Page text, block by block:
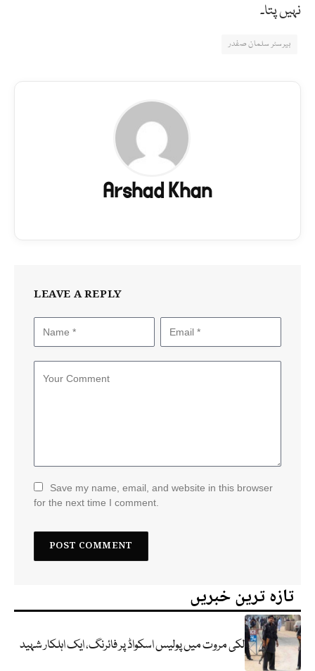
نہیں پتا۔
بیرسٹر سلمان صفدر
Arshad Khan
LEAVE A REPLY
Save my name, email, and website in this browser
for the next time I comment.
تازہ ترین خبریں
لکی مروت میں پولیس اسکواڈ پر فائرنگ، ایک اہلکار شہید